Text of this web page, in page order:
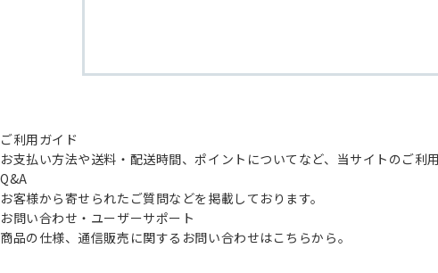
ご利用ガイド
お支払い方法や送料・配送時間、ポイントについてなど、当サイトのご利
Q&A
お客様から寄せられたご質問などを掲載しております。
お問い合わせ・ユーザーサポート
商品の仕様、通信販売に関するお問い合わせはこちらから。